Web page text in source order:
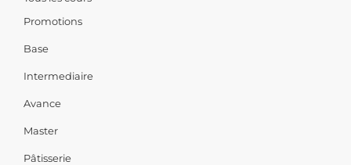
Promotions
Base
Intermediaire
Avance
Master
Pâtisserie